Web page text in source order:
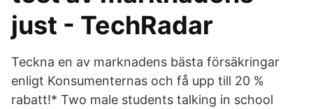
just - TechRadar
Teckna en av marknadens bästa försäkringar
enligt Konsumenternas och få upp till 20 %
rabatt!* Two male students talking in school